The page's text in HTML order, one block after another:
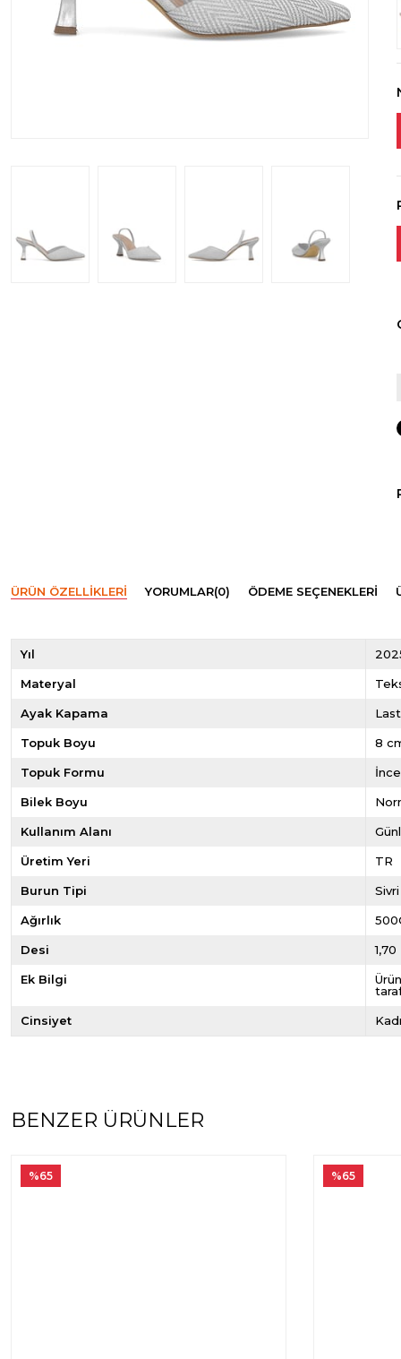
ÜRÜN ÖZELLIKLERI YORUMLAR(0) ÖDEME SEÇENEKLERI
Yıl
Materyal
Ayak Kapama
Topuk Boyu 8
Topuk Formu
Bilek Boyu
Kullanım Alanı
Üretim Yeri TR
Burun Tipi
Ağırlık
Desi 1,70
Ek Bilgi
Cinsiyet
BENZER ÜRÜNLER
%65 %65